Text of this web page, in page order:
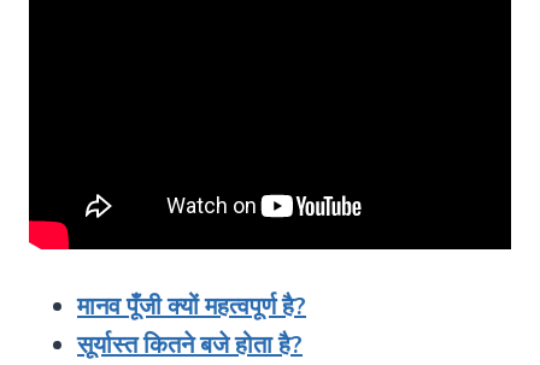
मानव पूँजी क्यों महत्वपूर्ण है?
सूर्यास्त कितने बजे होता है?